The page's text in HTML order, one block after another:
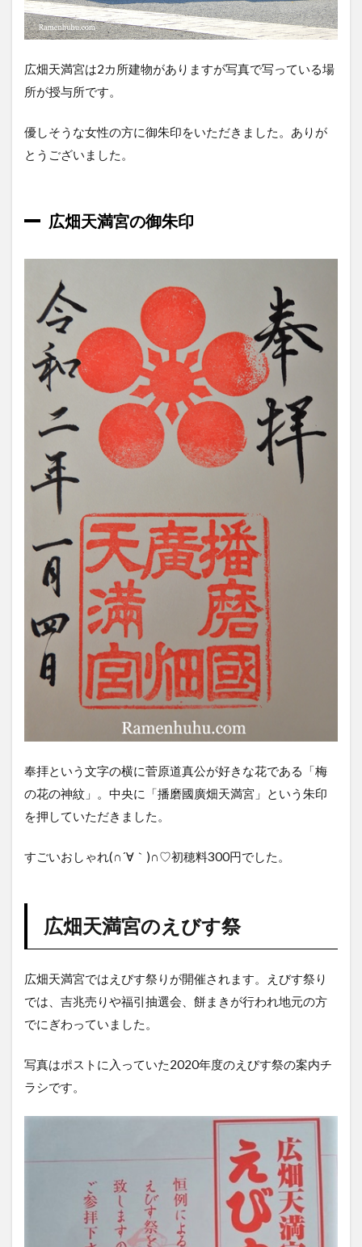
広畑天満宮は2カ所建物がありますが写真で写っている場
所が授与所です。
優しそうな女性の方に御朱印をいただきました。ありが
とうございました。
広畑天満宮の御朱印
奉拝という文字の横に菅原道真公が好きな花である「梅
の花の神紋」。中央に「播磨國廣畑天満宮」という朱印
を押していただきました。
すごいおしゃれ(∩´∀｀)∩♡初穂料300円でした。
広畑天満宮のえびす祭
広畑天満宮ではえびす祭りが開催されます。えびす祭り
では、吉兆売りや福引抽選会、餅まきが行われ地元の方
でにぎわっていました。
写真はポストに入っていた2020年度のえびす祭の案内チ
ラシです。